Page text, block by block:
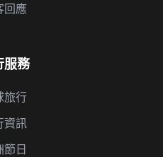
回應
服務
旅行
資訊
節日